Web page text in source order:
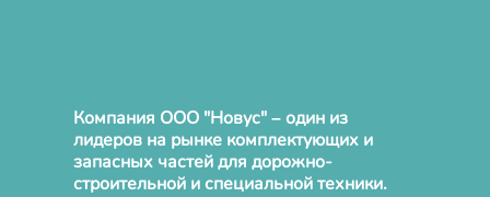
Компания ООО "Новус" – один из
лидеров на рынке комплектующих и
запасных частей для дорожно-
строительной и специальной техники.